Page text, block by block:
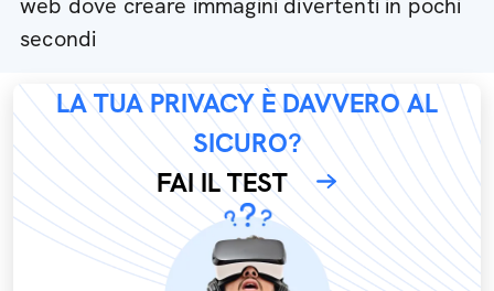
secondi
LA TUA PRIVACY È DAVVERO AL
SICURO?
FAI IL TEST